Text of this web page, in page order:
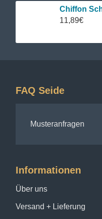
Chiffon
11,89€
FAQ Seide
Musteranfragen
Informationen
Über uns
Versand + Lieferung